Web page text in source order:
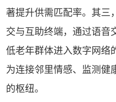
著提升供需匹配率。其三
交与互助终端，通过语音
低老年群体进入数字网络
为连接邻里情感、监测健
的枢纽。